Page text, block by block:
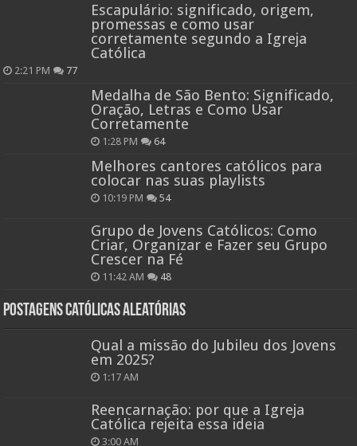
Escapulário: significado, origem,
promessas e como usar
corretamente segundo a Igreja
Católica
2:21 PM 77
Medalha de São Bento: Significado,
Oração, Letras e Como Usar
Corretamente
1:28 PM 64
Melhores cantores católicos para
colocar nas suas playlists
10:19 PM 54
Grupo de Jovens Católicos: Como
Criar, Organizar e Fazer seu Grupo
Crescer na Fé
11:42 AM 48
Postagens católicas aleatórias
Qual a missão do Jubileu dos Jovens
em 2025?
1:17 AM
Reencarnação: por que a Igreja
Católica rejeita essa ideia
3:00 AM